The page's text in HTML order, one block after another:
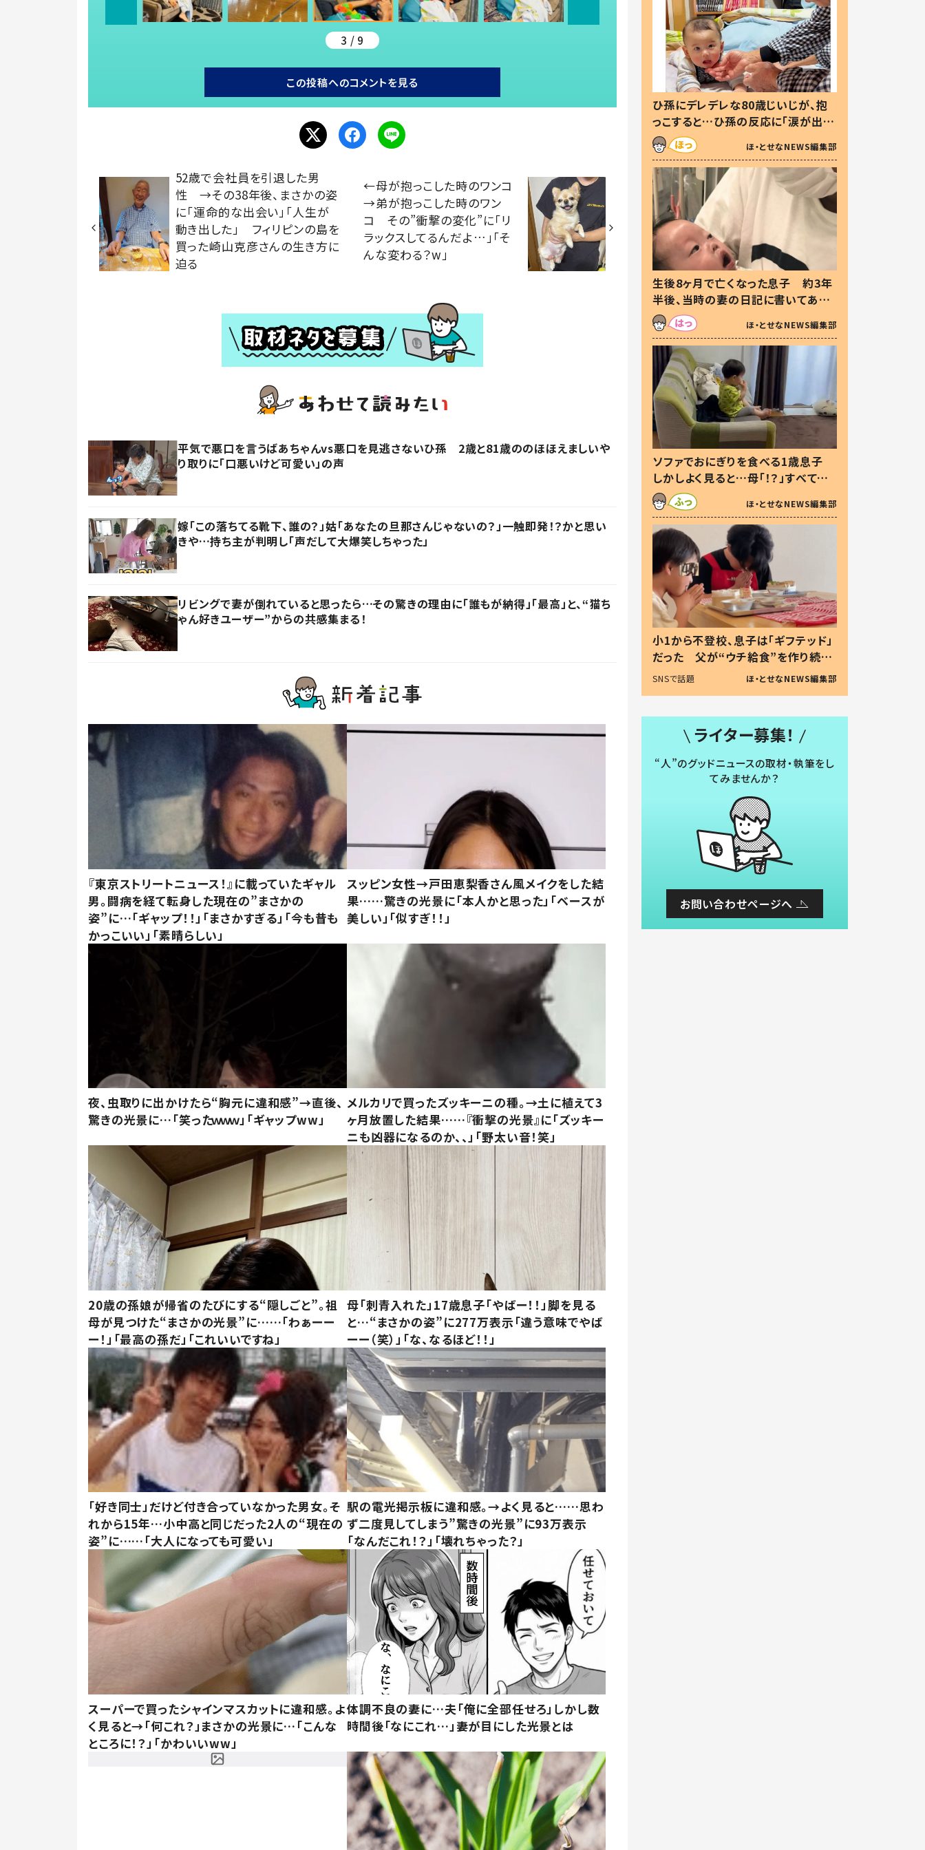
3 / 9
この投稿へのコメントを見る
52歳で会社員を引退した男
性 →その38年後、まさかの姿
に「運命的な出会い」「人生が
動き出した」 フィリピンの島を
買った崎山克彦さんの生き方に
迫る
←母が抱っこした時のワンコ
→弟が抱っこした時のワン
コ その”衝撃の変化”に「リ
ラックスしてるんだよ…」「そ
んな変わる？w」
平気で悪口を言うばあちゃんvs悪口を見逃さないひ孫 2歳と81歳ののほほえましいや
り取りに「口悪いけど可愛い」の声
嫁「この落ちてる靴下、誰の？」姑「あなたの旦那さんじゃないの？」一触即発！？かと思い
きや…持ち主が判明し「声だして大爆笑しちゃった」
リビングで妻が倒れていると思ったら…その驚きの理由に「誰もが納得」「最高」と、“猫ち
ゃん好きユーザー”からの共感集まる！
『東京ストリートニュース！』に載っていたギャル
男。闘病を経て転身した現在の”まさかの
姿”に…「ギャップ！！」「まさかすぎる」「今も昔も
かっこいい」「素晴らしい」
スッピン女性→戸田恵梨香さん風メイクをした結
果……驚きの光景に「本人かと思った」「ベースが
美しい」「似すぎ！！」
夜、虫取りに出かけたら“胸元に違和感”→直後、
驚きの光景に…「笑ったｗｗｗ」「ギャップww」
メルカリで買ったズッキーニの種。→土に植えて3
ヶ月放置した結果……『衝撃の光景』に「ズッキー
ニも凶器になるのか、、」「野太い音！笑」
20歳の孫娘が帰省のたびにする“隠しごと”。祖
母が見つけた“まさかの光景”に……「わぁーー
ー！」「最高の孫だ」「これいいですね」
母「刺青入れた」17歳息子「やばー！！」脚を見る
と…“まさかの姿”に277万表示「違う意味でやば
ーー（笑）」「な、なるほど！！」
「好き同士」だけど付き合っていなかった男女。そ
れから15年…小中高と同じだった2人の“現在の
姿”に……「大人になっても可愛い」
駅の電光掲示板に違和感。→よく見ると……思わ
ず二度見してしまう”驚きの光景”に93万表示
「なんだこれ！？」「壊れちゃった？」
スーパーで買ったシャインマスカットに違和感。よ
く見ると→「何これ？」まさかの光景に…「こんな
ところに！？」「かわいいww」
体調不良の妻に…夫「俺に全部任せろ」しかし数
時間後「なにこれ…」妻が目にした光景とは
ひ孫にデレデレな80歳じいじが、抱
っこすると…ひ孫の反応に「涙が出ま
した」「可愛くて仕方ない」
ほ・とせなNEWS編集部
生後8ヶ月で亡くなった息子 約3年
半後、当時の妻の日記に書いてあっ
た本音とは
ほ・とせなNEWS編集部
ソファでおにぎりを食べる1歳息子
しかしよく見ると…母「！？」すべてを
察した母の投稿に「可愛いから許
す！」「現行犯〜」
ほ・とせなNEWS編集部
小1から不登校、息子は「ギフテッド」
だった 父が“ウチ給食”を作り続け
る理由とは #令和の親 #令和の子
SNSで話題 ほ・とせなNEWS編集部
ライター募集！
“人”のグッドニュースの取材・執筆をし
てみませんか？
お問い合わせページへ